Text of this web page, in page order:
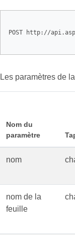
POST http://
Les paramètres de
Nom du
paramètre
nom
nom de la
feuille